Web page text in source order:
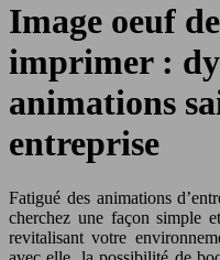
Image oeuf
imprimer :
animations
entreprise
Fatigué des animations
cherchez une façon simple
revitalisant votre